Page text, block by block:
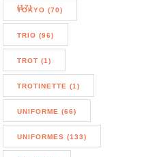
(17)
TOKYO (70)
TRIO (96)
TROT (1)
TROTINETTE (1)
UNIFORME (66)
UNIFORMES (133)